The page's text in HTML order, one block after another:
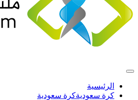
الرئيسية
كرة سعوديةكرة سعودية